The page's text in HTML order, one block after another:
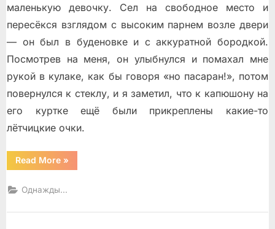
маленькую девочку. Сел на свободное место и
пересёкся взглядом с высоким парнем возле двери
— он был в будeновке и с аккуратной бородкой.
Посмотрев на меня, он улыбнулся и помахал мне
рукой в кулаке, как бы говоря «но пасаран!», потом
повернулся к стеклу, и я заметил, что к капюшону на
его куртке ещё были прикреплены какие-то
лётчицкие очки.
Read More“Мутный
пассажир”
»
Однажды...